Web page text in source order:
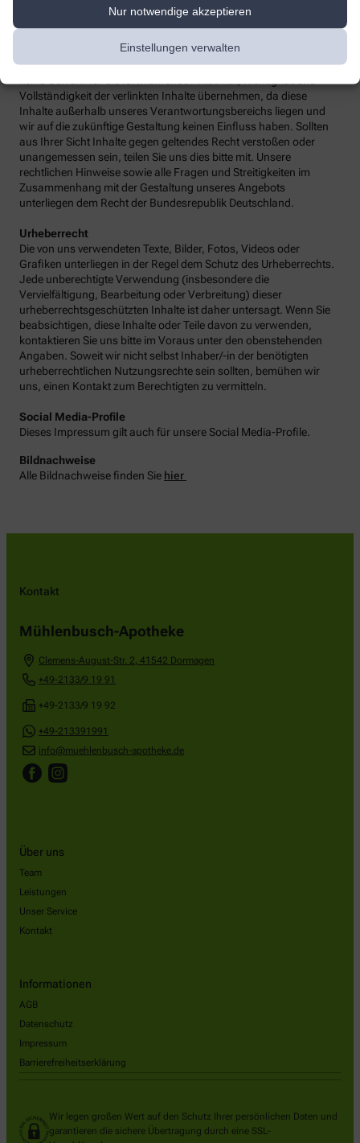
Nur notwendige akzeptieren
Einstellungen verwalten
der gebotenen Sorgfalt und nach bestem Wissen erstellt. Soweit
wir mittels Links auf Internetseiten Dritter verweisen, können wir
Vollständigkeit der verlinkten Inhalte übernehmen, da diese
Inhalte außerhalb unseres Verantwortungsbereichs liegen und
wir auf die zukünftige Gestaltung keinen Einfluss haben. Sollten
aus Ihrer Sicht Inhalte gegen geltendes Recht verstoßen oder
unangemessen sein, teilen Sie uns dies bitte mit. Unsere
rechtlichen Hinweise sowie alle Fragen und Streitigkeiten im
Zusammenhang mit der Gestaltung unseres Angebots
unterliegen dem Recht der Bundesrepublik Deutschland.
Urheberrecht
Die von uns verwendeten Texte, Bilder, Fotos, Videos oder
Grafiken unterliegen in der Regel dem Schutz des Urheberrechts.
Jede unberechtigte Verwendung (insbesondere die
Vervielfältigung, Bearbeitung oder Verbreitung) dieser
urheberrechtsgeschützten Inhalte ist daher untersagt. Wenn Sie
beabsichtigen, diese Inhalte oder Teile davon zu verwenden,
kontaktieren Sie uns bitte im Voraus unter den obenstehenden
Angaben. Soweit wir nicht selbst Inhaber/-in der benötigten
urheberrechtlichen Nutzungsrechte sein sollten, bemühen wir
uns, einen Kontakt zum Berechtigten zu vermitteln.
Social Media-Profile
Dieses Impressum gilt auch für unsere Social Media-Profile.
Bildnachweise
Alle Bildnachweise finden Sie hier
Kontakt
Mühlenbusch-Apotheke
Clemens-August-Str. 2 41542 Dormagen
+49-2133/9 19 91
+49-2133/9 19 92
+49-213391991
info@muehlenbusch-apotheke.de
Über uns
Team
Leistungen
Unser Service
Kontakt
Informationen
AGB
Datenschutz
Impressum
Barrierefreiheitserklärung
Wir legen großen Wert auf den Schutz Ihrer persönlichen Daten und
garantieren die sichere Übertragung durch eine SSL-